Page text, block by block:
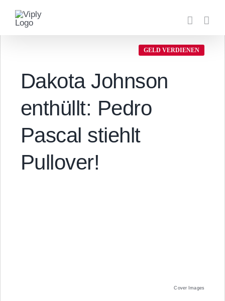
Inhalt
springen
GELD VERDIENEN
Dakota Johnson
enthüllt: Pedro
Pascal stiehlt
Pullover!
Cover Images